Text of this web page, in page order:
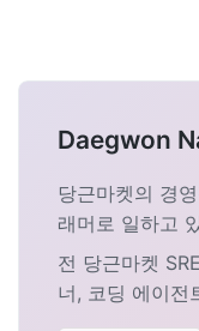
Daegwon
당근마켓의 경
래머로 일하고
전 당근마켓
너, 코딩 에이전